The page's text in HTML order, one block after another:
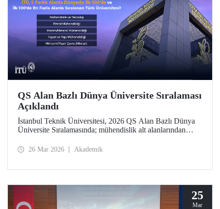
QS Alan Bazlı Dünya Üniversite Sıralaması
Açıklandı
İstanbul Teknik Üniversitesi, 2026 QS Alan Bazlı Dünya
Üniversite Sıralamasında; mühendislik alt alanlarından
Mühendisliği”nde 43’üncü, “Elektrik-Elektronik
dünyada ilk 100 üniversite arasında Türkiye’den yer alan
tek üniversite.
26 Mar 2026 Akademik
25
Mar